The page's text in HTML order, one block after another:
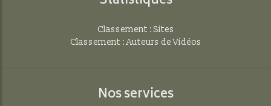
Classement : Sites
Classement : Auteurs de Vidéos
Nos services